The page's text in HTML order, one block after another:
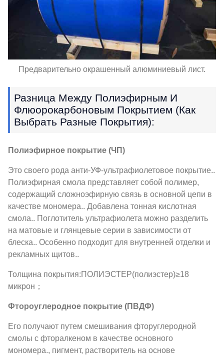
Предварительно окрашенный алюминиевый лист.
Разница Между Полиэфирным И
Флюорокарбоновым Покрытием (как
Выбрать Разные Покрытия):
Полиэфирное покрытие (ЧП)
Это своего рода анти-УФ-ультрафиолетовое покрытие..
Полиэфирная смола представляет собой полимер,
содержащий сложноэфирную связь в основной цепи в
качестве мономера.. Добавлена ​​тонная кислотная
смола.. Поглотитель ультрафиолета можно разделить
на матовые и глянцевые серии в зависимости от
блеска.. Особенно подходит для внутренней отделки и
рекламных щитов..
Толщина покрытия:ПОЛИЭСТЕР(полиэстер)≥18
микрон；
Фтороуглеродное покрытие (ПВДФ)
Его получают путем смешивания фторуглеродной
смолы с фторалкеном в качестве основного
мономера., пигмент, растворитель на основе